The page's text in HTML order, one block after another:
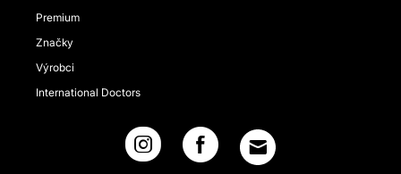
Premium
Značky
Výrobci
International Doctors